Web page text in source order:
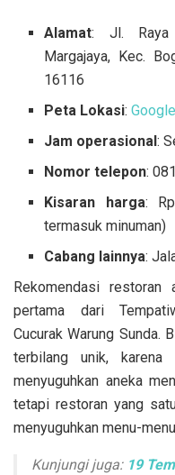
Alamat: Jl. Raya
Margajaya, Kec.
16116
Peta Lokasi:
Jam operasional:
Nomor telepon:
Kisaran harga:
termasuk minuman)
Cabang lainnya:
Rekomendasi
pertama dari
Cucurak Warung Sunda.
terbilang unik, karena
menyuguhkan aneka
tetapi restoran yang
menyuguhkan menu-
Kunjungi juga: 19